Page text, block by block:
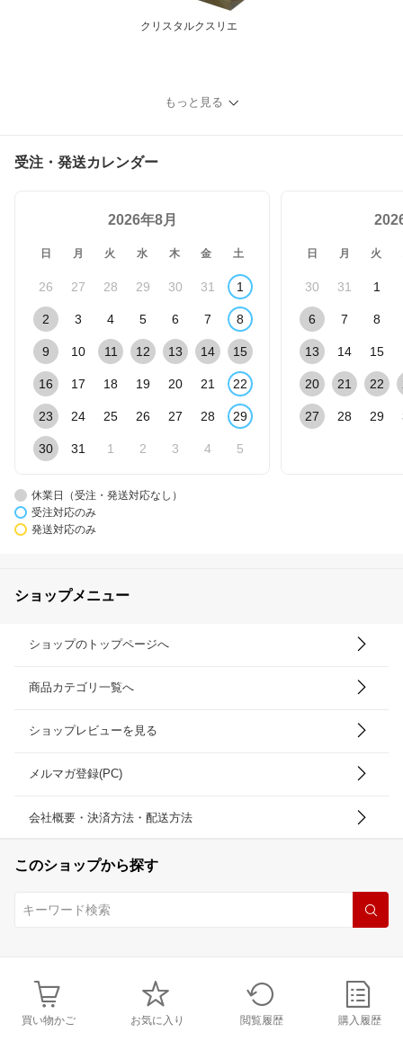
クリスタルクスリエ
もっと見る
受注・発送カレンダー
2026年8月
日 月 火 水 木 金 土
26 27 28 29 30 31 1
2 3 4 5 6 7 8
9 10 11 12 13 14 15
16 17 18 19 20 21 22
23 24 25 26 27 28 29
30 31 1 2 3 4 5
日 月 火
30 31 1
6 7 8
13 14 15
20 21 22
27 28 29
休業日（受注・発送対応なし）
受注対応のみ
発送対応のみ
ショップメニュー
ショップのトップページへ
商品カテゴリ一覧へ
ショップレビューを見る
メルマガ登録(PC)
会社概要・決済方法・配送方法
このショップから探す
買い物かご お気に入り 閲覧履歴 購入履歴